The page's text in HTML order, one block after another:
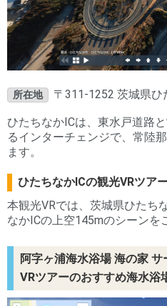
所在地 〒311-1252 茨城県ひ
ひたちなかICは、東水戸道路
るインターチェンジで、常陸
ます。
ひたちなかICの観光VRツア
本観光VRでは、茨城県ひたち
なかICの上空145mのシーンを
阿字ヶ浦海水浴場 海の家
VRツアーのおすすめ海水浴